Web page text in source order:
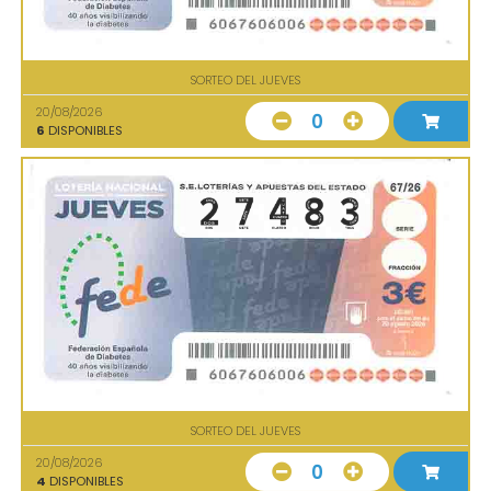
SORTEO DEL JUEVES
20/08/2026
6 DISPONIBLES 0
SORTEO DEL JUEVES
20/08/2026
4 DISPONIBLES 0